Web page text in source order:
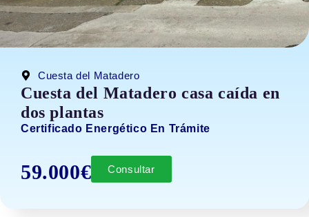
Cuesta del Matadero
Cuesta del Matadero casa caída en
dos plantas
Certificado Energético En Trámite
59.000€ Consultar